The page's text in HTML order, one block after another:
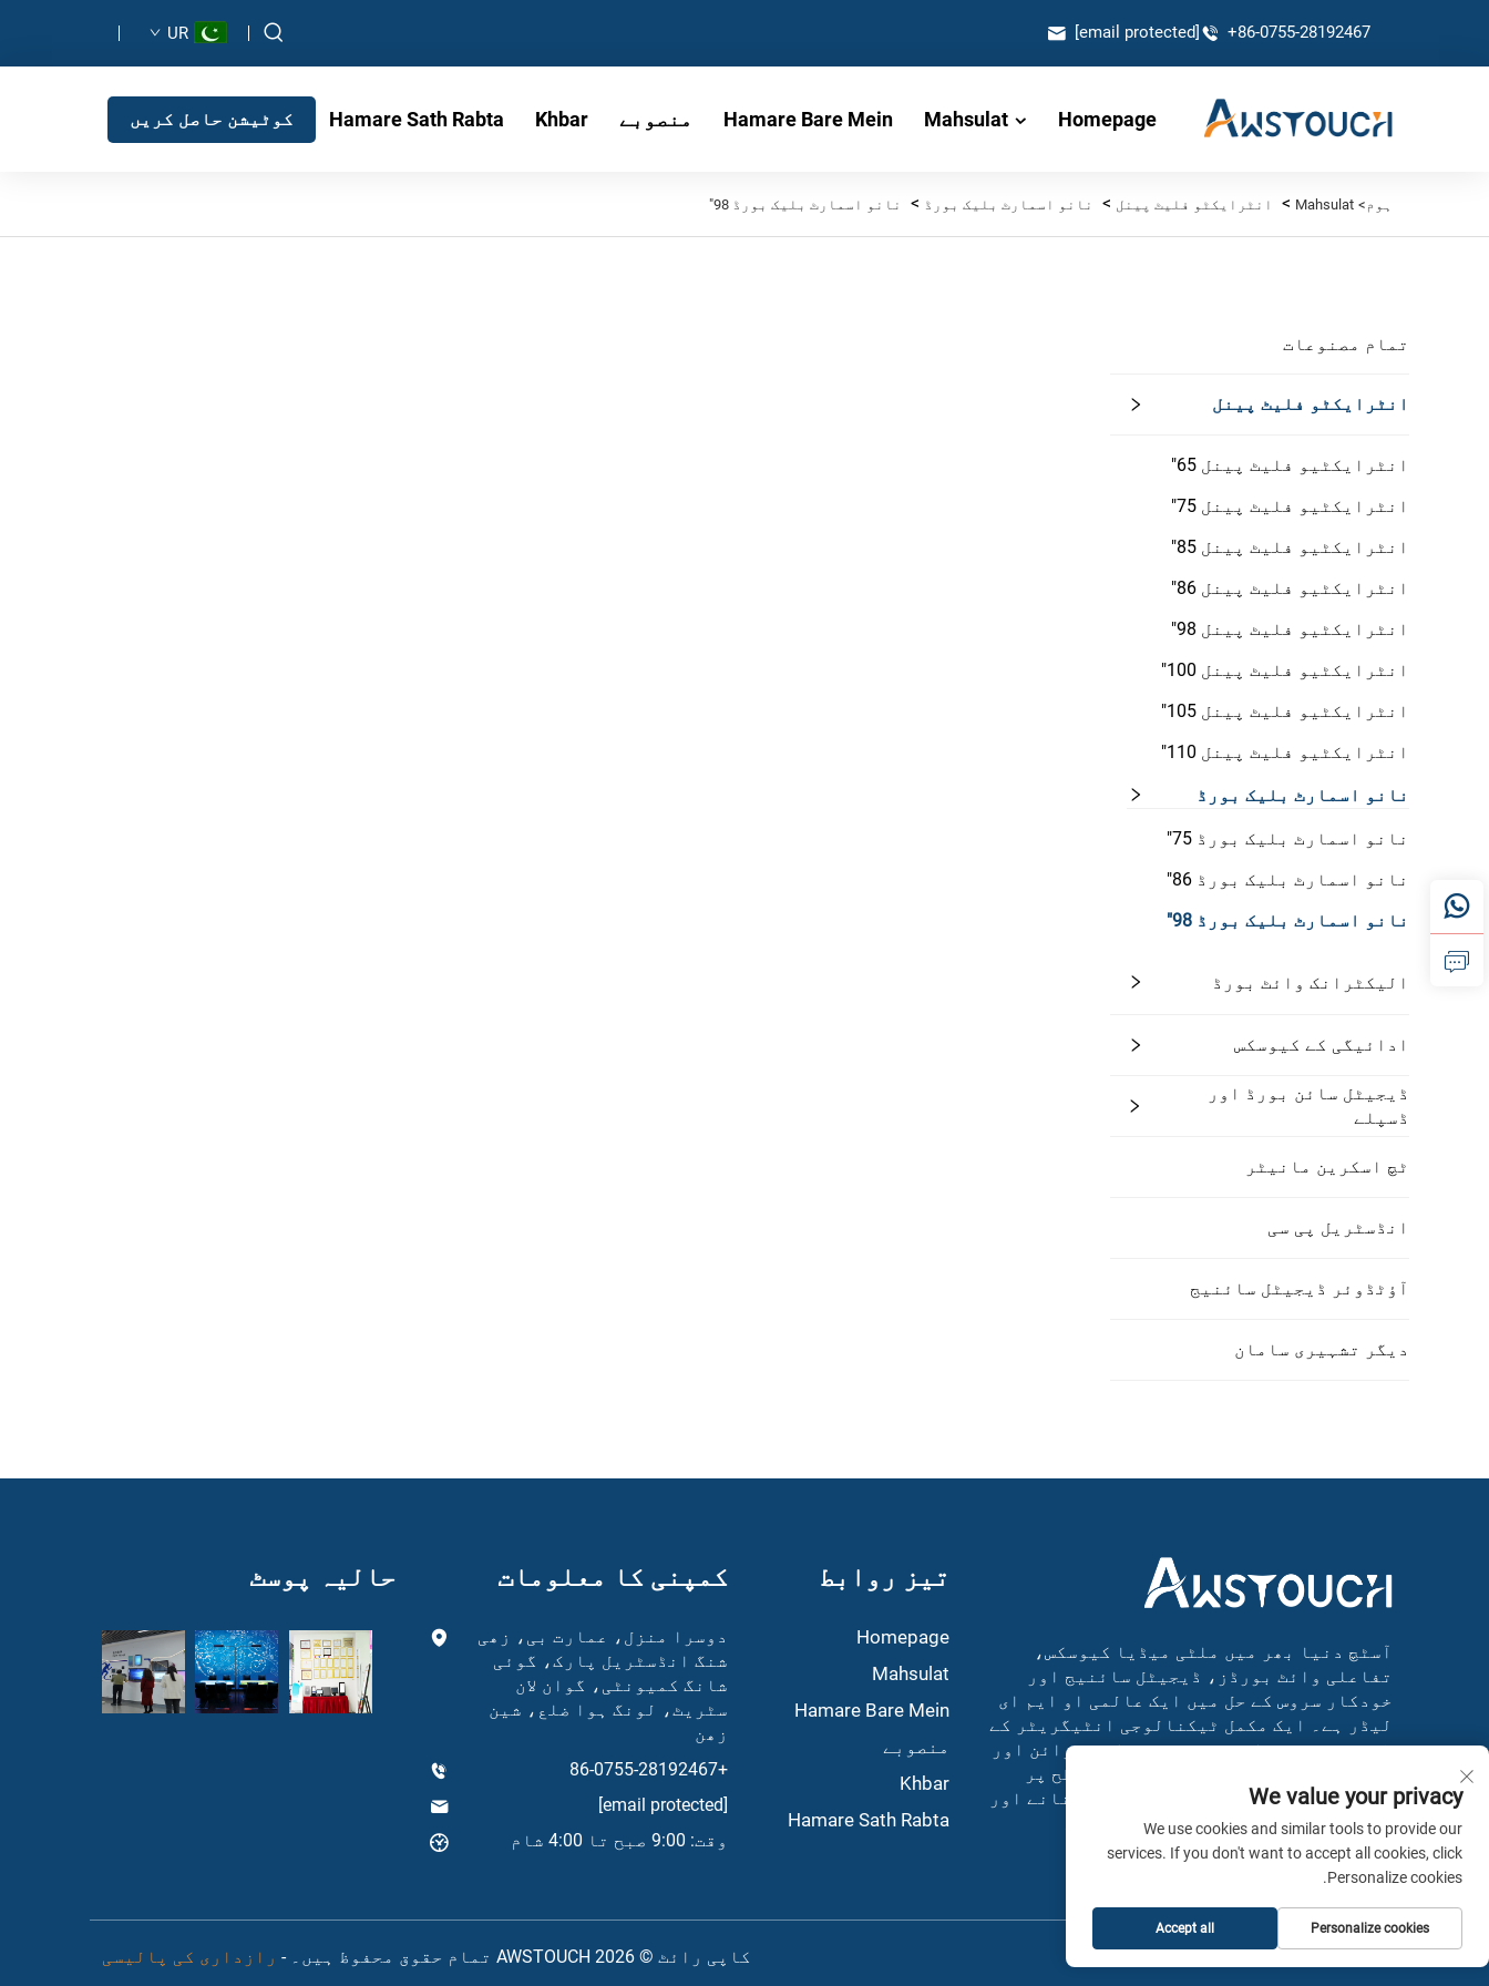
+86-0755-28192467
[email protected]
UR
Homepage
Mahsulat
Hamare Bare Mein منصوبے Khbar
Hamare Sath Rabta کوٹیشن حاصل کریں
ہوم> Mahsulat
> انٹرایکٹو فلیٹ پینل > نانو اسمارٹ بلیک بورڈ > نانو اسمارٹ بلیک بورڈ 98"
تمام مصنوعات
انٹرایکٹو فلیٹ پینل
انٹرایکٹیو فلیٹ پینل 65"
انٹرایکٹیو فلیٹ پینل 75"
انٹرایکٹیو فلیٹ پینل 85"
انٹرایکٹیو فلیٹ پینل 86"
انٹرایکٹیو فلیٹ پینل 98"
انٹرایکٹیو فلیٹ پینل 100"
انٹرایکٹیو فلیٹ پینل 105"
انٹرایکٹیو فلیٹ پینل 110"
نانو اسمارٹ بلیک بورڈ
نانو اسمارٹ بلیک بورڈ 75"
نانو اسمارٹ بلیک بورڈ 86"
نانو اسمارٹ بلیک بورڈ 98"
الیکٹرانک وائٹ بورڈ
ادائیگی کے کیوسکس
ڈیجیٹل سائن بورڈ اور
ڈسپلے
ٹچ اسکرین مانیٹر
انڈسٹریل پی سی
آؤٹڈوئر ڈیجیٹل سائنیج
دیگر تشہیری سامان
آسٹچ دنیا بھر میں ملٹی میڈیا کیوسکس،
تفاعلی وائٹ بورڈز، ڈیجیٹل سائنیج اور
خودکار سروس کے حل میں ایک عالمی او ایم ای
لیڈر ہے۔ ایک مکمل ٹیکنالوجی انٹیگریٹر کے
طور پر، ہم نے انوویٹو سسٹمز کی ڈیزائن اور
تیاری کی ہے جو کاروبار کو عالمی سطح پر
متعدد صنعتوں میں کارکردگی بہتر بنانے اور
ترقی کو تیز کرنے میں مدد کرتے ہیں۔
تیز روابط
Homepage
Mahsulat
Hamare Bare Mein
منصوبے
Khbar
Hamare Sath Rabta
کمپنی کا معلومات
دوسرا منزل، عمارت بی، زھی
شنگ انڈسٹریل پارک، گوئی
شانگ کمیونٹی، گوان لان
سٹریٹ، لونگ ہوا ضلع، شین
زھن
+86-0755-28192467
[email protected]
وقت: 9:00 صبح تا 4:00 شام
حالیہ پوسٹ
کاپی رائٹ © 2026 AWSTOUCH تمام حقوق محفوظ ہیں۔ - رازداری کی پالیسی
We value your privacy
We use cookies and similar tools to provide our
services. If you don't want to accept all cookies, click
Personalize cookies.
Personalize cookies
Accept all